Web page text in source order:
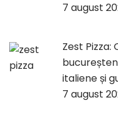
7 august
Zest Pizza:
italiene și
7 august